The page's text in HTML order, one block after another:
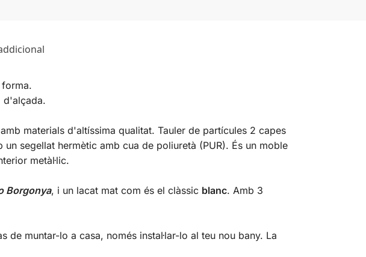
materials d'altíssima qualitat. Tauler de partícules 2 capes
segellat hermètic amb cua de poliuretà (PUR). És un moble
metàl·lic.
Borgonya, i un lacat mat com és el clàssic blanc. Amb 3
muntar-lo a casa, només instal·lar-lo al teu nou bany. La